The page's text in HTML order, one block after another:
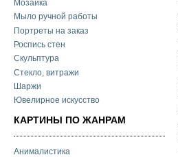
Мозаика
Мыло ручной работы
Портреты на заказ
Роспись стен
Скульптура
Стекло, витражи
Шаржи
Ювелирное искусство
КАРТИНЫ ПО ЖАНРАМ
Анималистика